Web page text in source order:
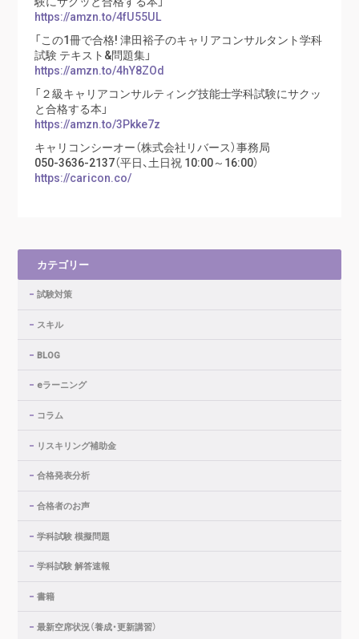
https://amzn.to/4fU55UL
「この1冊で合格! 津田裕子のキャリアコンサルタント学科
試験 テキスト&問題集」
https://amzn.to/4hY8ZOd
「２級キャリアコンサルティング技能士学科試験にサクッ
と合格する本」
https://amzn.to/3Pkke7z
キャリコンシーオー（株式会社リバース）事務局
050-3636-2137（平日、土日祝 10:00～16:00）
https://caricon.co/
カテゴリー
試験対策
スキル
BLOG
eラーニング
コラム
リスキリング補助金
合格発表分析
合格者のお声
学科試験 模擬問題
学科試験 解答速報
書籍
最新空席状況（養成・更新講習）